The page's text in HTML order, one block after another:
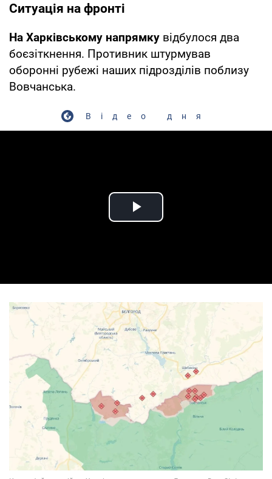
Ситуація на фронті
На Харківському напрямку відбулося два
боєзіткнення. Противник штурмував
оборонні рубежі наших підрозділів поблизу
Вовчанська.
Відео дня
Play Video